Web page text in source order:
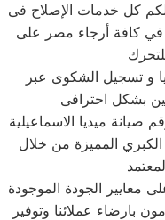
كل خدمات الإصلاح فى
كافة أرجاء مصر على
و تسجيل الشكوى عبر
بشكل احترافى
ميديا الاسماعيلية
الكبري المميزة من خلال
معايير الجودة الموجودة
بارضاء عملائنا وتوفير